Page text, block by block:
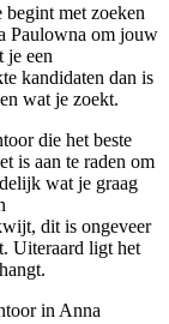
begint met zoeken
Paulowna om jouw
je een
kandidaten dan is
wat je zoekt.
die het beste
is aan te raden om
wat je graag
dit is ongeveer
Uiteraard ligt het
in Anna